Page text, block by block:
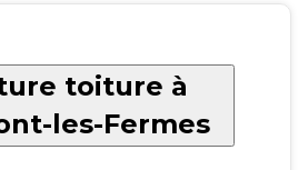
toiture à
les-Fermes